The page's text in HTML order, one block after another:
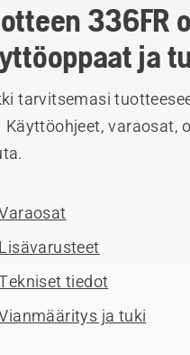
336FR
ja
tarvitsemasi
Käyttöohjeet, varaosat,
Lisävarusteet
tiedot
ja tuki